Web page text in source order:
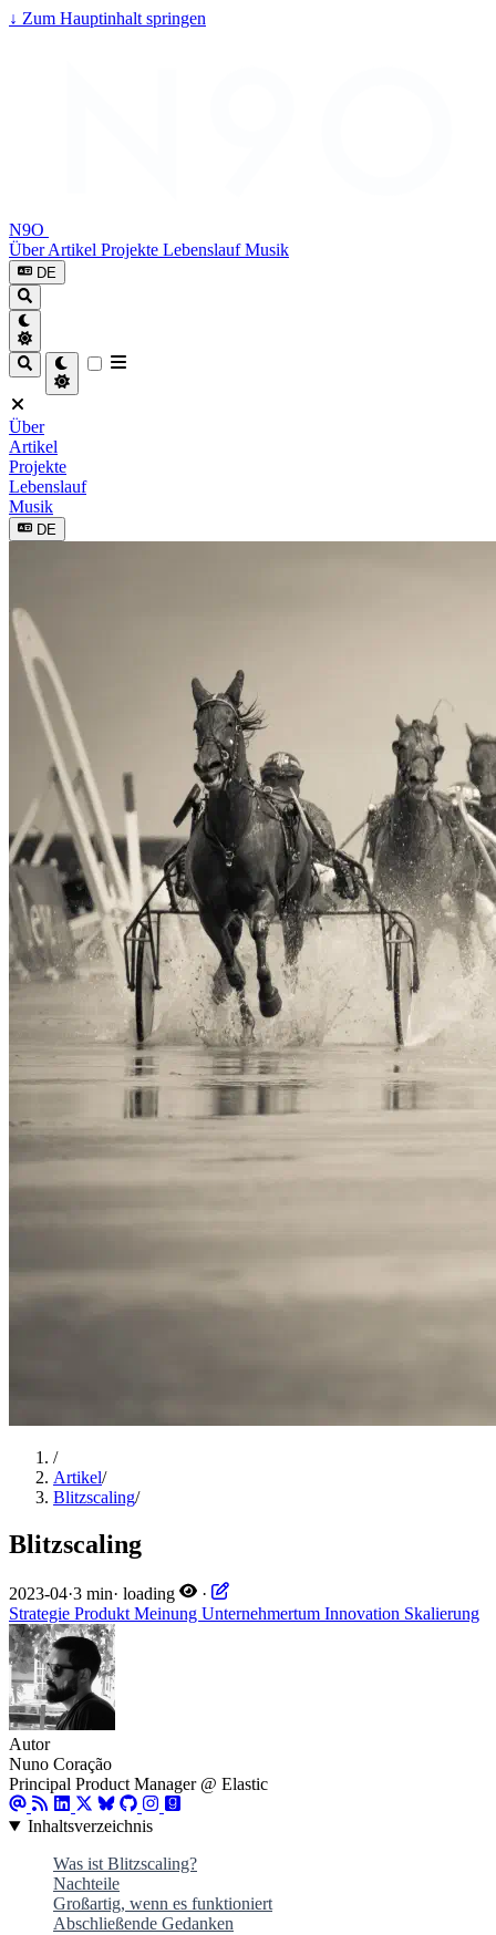
↓ Zum Hauptinhalt springen
N9O
ÜberArtikel Projekte LebenslaufMusik
DE
Über
Artikel
Projekte
Lebenslauf
Musik
DE
/
Artikel/
Blitzscaling/
Blitzscaling
2023-04·3 min· loading
·
Strategie Produkt Meinung Unternehmertum Innovation Skalierung
Autor
Nuno Coração
Principal Product Manager @ Elastic
Inhaltsverzeichnis
Was ist Blitzscaling?
Nachteile
Großartig, wenn es funktioniert
Abschließende Gedanken